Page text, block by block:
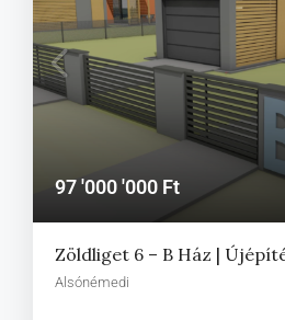
97 '000 '000 Ft
Alsónémedi